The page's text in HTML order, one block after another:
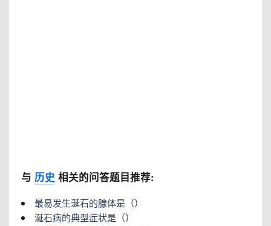
与 历史 相关的问答题目推荐:
最易发生涎石的腺体是（）
涎石病的典型症状是（）